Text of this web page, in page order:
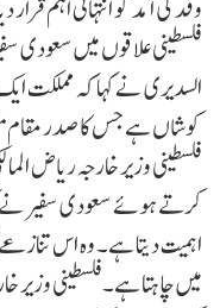
وفد کی آمد کو انتہائی اہم
فلسطینی علاقوں میں
السدیری نے کہا کہ مملکت
کوشاں ہے جس کا صدر مقام
فلسطینی وزیر خارجہ ریاض
کرتے ہوئے سعودی سفیر نے
اہمیت دیتا ہے۔ وہ اس
میں چاہتا ہے۔فلسطینی وزیر